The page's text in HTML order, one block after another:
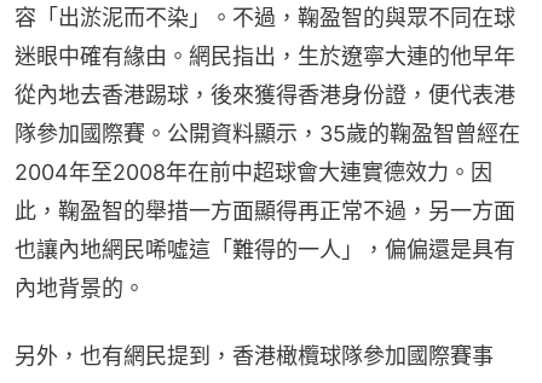
容「出淤泥而不染」。不過，鞠盈智的與眾不同在球
迷眼中確有緣由。網民指出，生於遼寧大連的他早年
從內地去香港踢球，後來獲得香港身份證，便代表港
隊參加國際賽。公開資料顯示，35歲的鞠盈智曾經在
2004年至2008年在前中超球會大連實德效力。因
此，鞠盈智的舉措一方面顯得再正常不過，另一方面
也讓內地網民唏噓這「難得的一人」，偏偏還是具有
內地背景的。
另外，也有網民提到，香港橄欖球隊參加國際賽事